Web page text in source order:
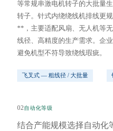
等常规串激电机转子的大批量
转子。针式内绕绕线机排线更
**，主要适配风扇、无人机等
线径、高精度的生产需求。企
避免机型不符导致绕线瑕疵。
飞叉式 — 粗线径 / 大批量
02自动化等级
结合产能规模选择自动化